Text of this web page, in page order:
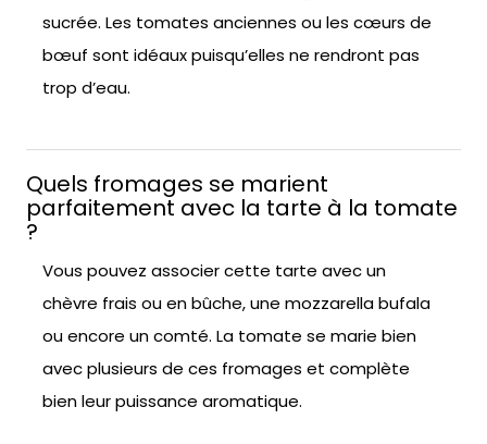
sucrée. Les tomates anciennes ou les cœurs de
bœuf sont idéaux puisqu’elles ne rendront pas
trop d’eau.
Quels fromages se marient
parfaitement avec la tarte à la tomate
?
Vous pouvez associer cette tarte avec un
chèvre frais ou en bûche, une mozzarella bufala
ou encore un comté. La tomate se marie bien
avec plusieurs de ces fromages et complète
bien leur puissance aromatique.